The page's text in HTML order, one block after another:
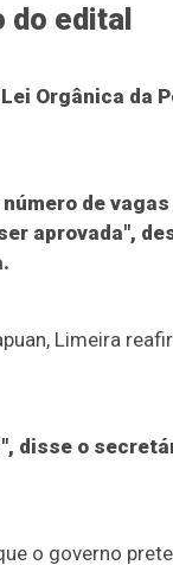
do edital
Lei Orgânica da
de
aprovada",
Limeira
disse o
o governo